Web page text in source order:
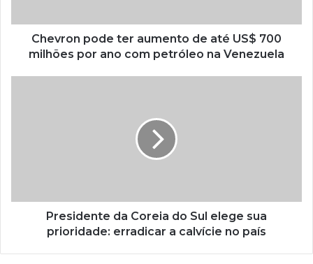
Chevron pode ter aumento de até US$ 700
milhões por ano com petróleo na Venezuela
Presidente da Coreia do Sul elege sua
prioridade: erradicar a calvície no país